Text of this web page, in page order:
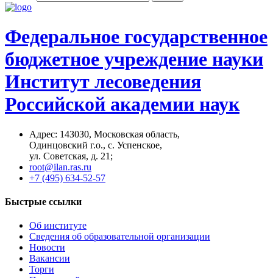
Федеральное государственное
бюджетное учреждение науки
Институт лесоведения
Российской академии наук
Адрес: 14З0З0, Московская область,
Одинцовский г.о., с. Успенское,
ул. Советская, д. 21;
root@ilan.ras.ru
+7 (495) 634-52-57
Быстрые ссылки
Об институте
Сведения об образовательной организации
Новости
Вакансии
Торги